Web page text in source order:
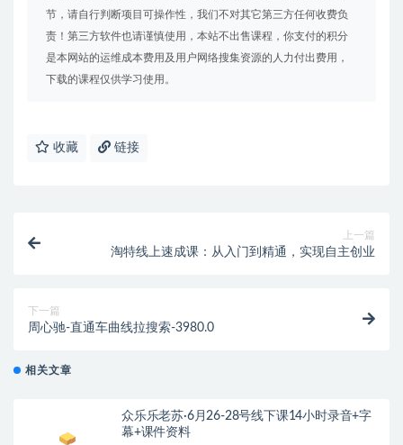
节，请自行判断项目可操作性，我们不对其它第三方任何收费负
责！第三方软件也请谨慎使用，本站不出售课程，你支付的积分
是本网站的运维成本费用及用户网络搜集资源的人力付出费用，
下载的课程仅供学习使用。
收藏 链接
上一篇
淘特线上速成课：从入门到精通，实现自主创业
下一篇
周心驰-直通车曲线拉搜索-3980.0
相关文章
众乐乐老苏·6月26-28号线下课14小时录音+字
幕+课件资料